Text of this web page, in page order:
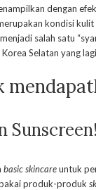
dengan efek
kondisi
salah satu
Selatan yang
Sunscreen!
basic skincareuntuk
produk-produk